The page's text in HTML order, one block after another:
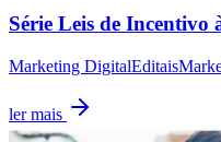
Série Leis de
Marketing DigitalEditais
ler mais